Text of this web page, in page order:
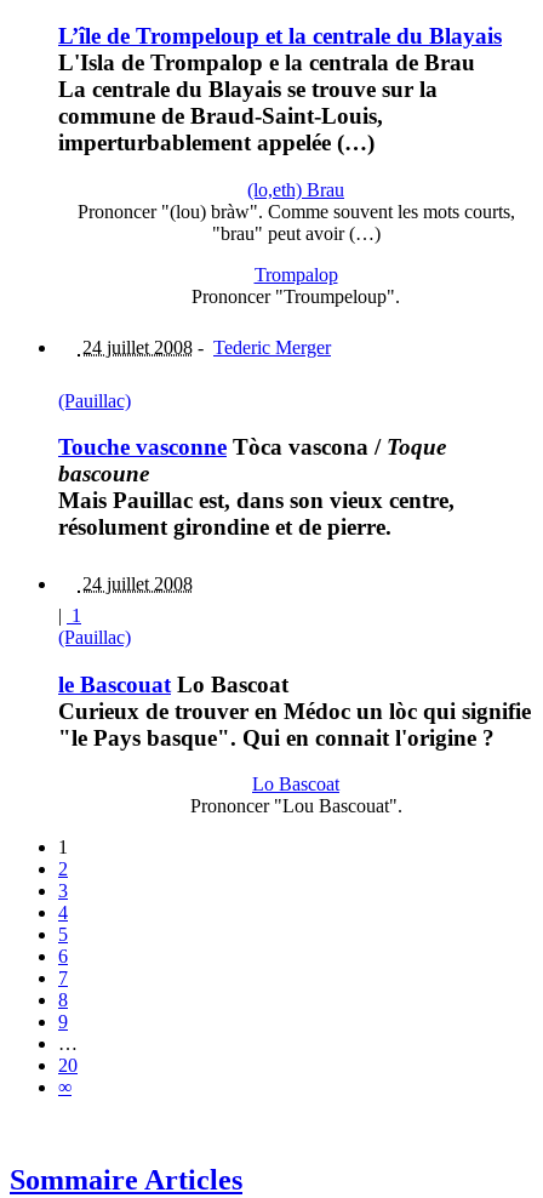
L’île de Trompeloup et la centrale du Blayais
L'Isla de Trompalop e la centrala de Brau
La centrale du Blayais se trouve sur la
commune de Braud-Saint-Louis,
imperturbablement appelée (…)
(lo,eth) Brau
Prononcer "(lou) bràw". Comme souvent les mots courts,
"brau" peut avoir (…)
Trompalop
Prononcer "Troumpeloup".
24 juillet 2008 - Tederic Merger
(Pauillac)
Touche vasconne Tòca vascona / Toque
bascoune
Mais Pauillac est, dans son vieux centre,
résolument girondine et de pierre.
24 juillet 2008
| 1
(Pauillac)
le Bascouat Lo Bascoat
Curieux de trouver en Médoc un lòc qui signifie
"le Pays basque". Qui en connait l'origine ?
Lo Bascoat
Prononcer "Lou Bascouat".
1
2
3
4
5
6
7
8
9
…
20
∞
Sommaire Articles